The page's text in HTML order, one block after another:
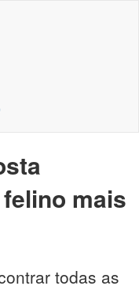
mais
todas as